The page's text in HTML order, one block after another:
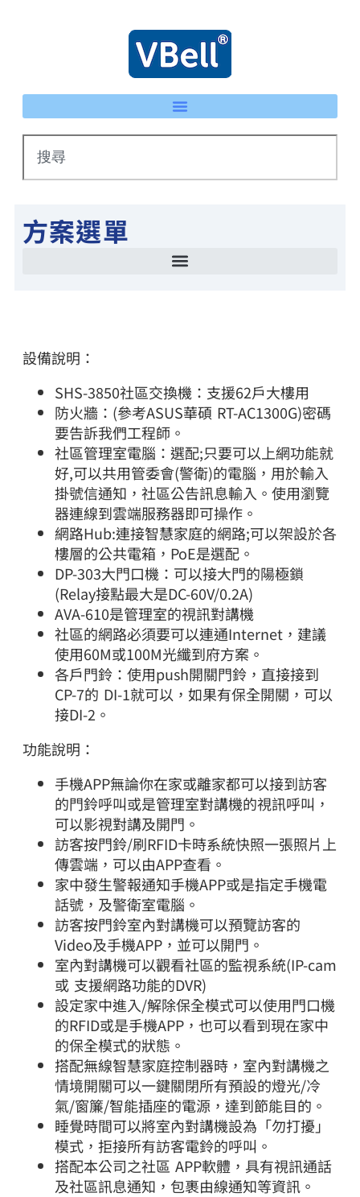
方案選單
設備說明：
SHS-3850社區交換機：支援62戶大樓用
防火牆：(參考ASUS華碩 RT-AC1300G)密碼
要告訴我們工程師。
社區管理室電腦：選配;只要可以上網功能就
好,可以共用管委會(警衛)的電腦，用於輸入
掛號信通知，社區公告訊息輸入。使用瀏覽
器連線到雲端服務器即可操作。
網路Hub:連接智慧家庭的網路;可以架設於各
樓層的公共電箱，PoE是選配。
DP-303大門口機：可以接大門的陽極鎖
(Relay接點最大是DC-60V/0.2A)
AVA-610是管理室的視訊對講機
社區的網路必須要可以連通Internet，建議
使用60M或100M光纖到府方案。
各戶門鈴：使用push開關門鈴，直接接到
CP-7的 DI-1就可以，如果有保全開關，可以
接DI-2。
功能說明：
手機APP無論你在家或離家都可以接到訪客
的門鈴呼叫或是管理室對講機的視訊呼叫，
可以影視對講及開門。
訪客按門鈴/刷RFID卡時系統快照一張照片上
傳雲端，可以由APP查看。
家中發生警報通知手機APP或是指定手機電
話號，及警衛室電腦。
訪客按門鈴室內對講機可以預覽訪客的
Video及手機APP，並可以開門。
室內對講機可以觀看社區的監視系統(IP-cam
或 支援網路功能的DVR)
設定家中進入/解除保全模式可以使用門口機
的RFID或是手機APP，也可以看到現在家中
的保全模式的狀態。
搭配無線智慧家庭控制器時，室內對講機之
情境開關可以一鍵關閉所有預設的燈光/冷
氣/窗簾/智能插座的電源，達到節能目的。
睡覺時間可以將室內對講機設為「勿打擾」
模式，拒接所有訪客電鈴的呼叫。
搭配本公司之社區 APP軟體，具有視訊通話
及社區訊息通知，包裹由線通知等資訊。